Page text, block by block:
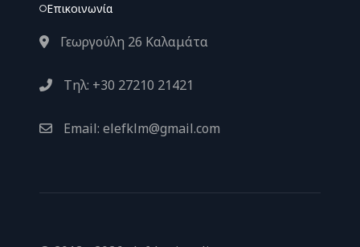
Επικοινωνία
Γεωργούλη 26 Καλαμάτα
Τηλ: +30 27210 21421
Email: elefklm@gmail.com